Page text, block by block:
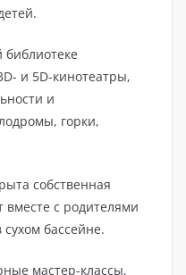
библиотеке
и 5D-кинотеатры,
и
горки,
собственная
с родителями
бассейне.
мастер-классы,